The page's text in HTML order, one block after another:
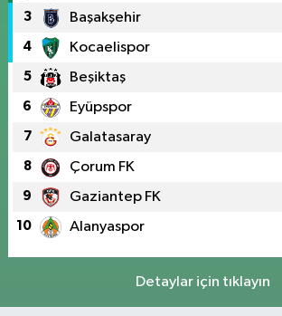
3 Başakşehir
4 Kocaelispor
5 Beşiktaş
6 Eyüpspor
7 Galatasaray
8 Çorum FK
9 Gaziantep FK
10 Alanyaspor
Detaylar için tıklayın